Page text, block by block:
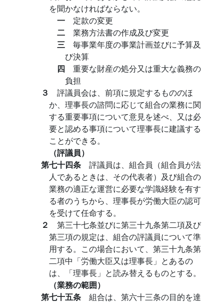
を聞かなければならない。
一 定款の変更
二 業務方法書の作成及び変更
三 毎事業年度の事業計画並びに予算及
び決算
四 重要な財産の処分又は重大な義務の
負担
３ 評議員会は、前項に規定するもののほ
か、理事長の諮問に応じて組合の業務に関
する重要事項について意見を述べ、又は必
要と認める事項について理事長に建議する
ことができる。
（評議員）
第七十四条 評議員は、組合員（組合員が法
人であるときは、その代表者）及び組合の
業務の適正な運営に必要な学識経験を有す
る者のうちから、理事長が労働大臣の認可
を受けて任命する。
２ 第三十七条並びに第三十九条第二項及び
第三項の規定は、組合の評議員について準
用する。この場合において、第三十九条第
二項中「労働大臣又は理事長」とあるの
は、「理事長」と読み替えるものとする。
（業務の範囲）
第七十五条 組合は、第六十三条の目的を達